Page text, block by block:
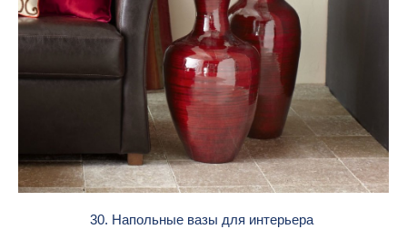
30. Напольные вазы для интерьера